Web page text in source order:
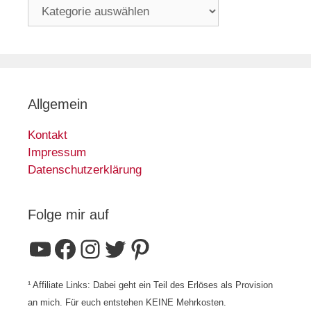
Allgemein
Kontakt
Impressum
Datenschutzerklärung
Folge mir auf
YouTube
Facebook
Instagram
Twitter
Pinterest
¹ Affiliate Links: Dabei geht ein Teil des Erlöses als Provision
an mich. Für euch entstehen KEINE Mehrkosten.